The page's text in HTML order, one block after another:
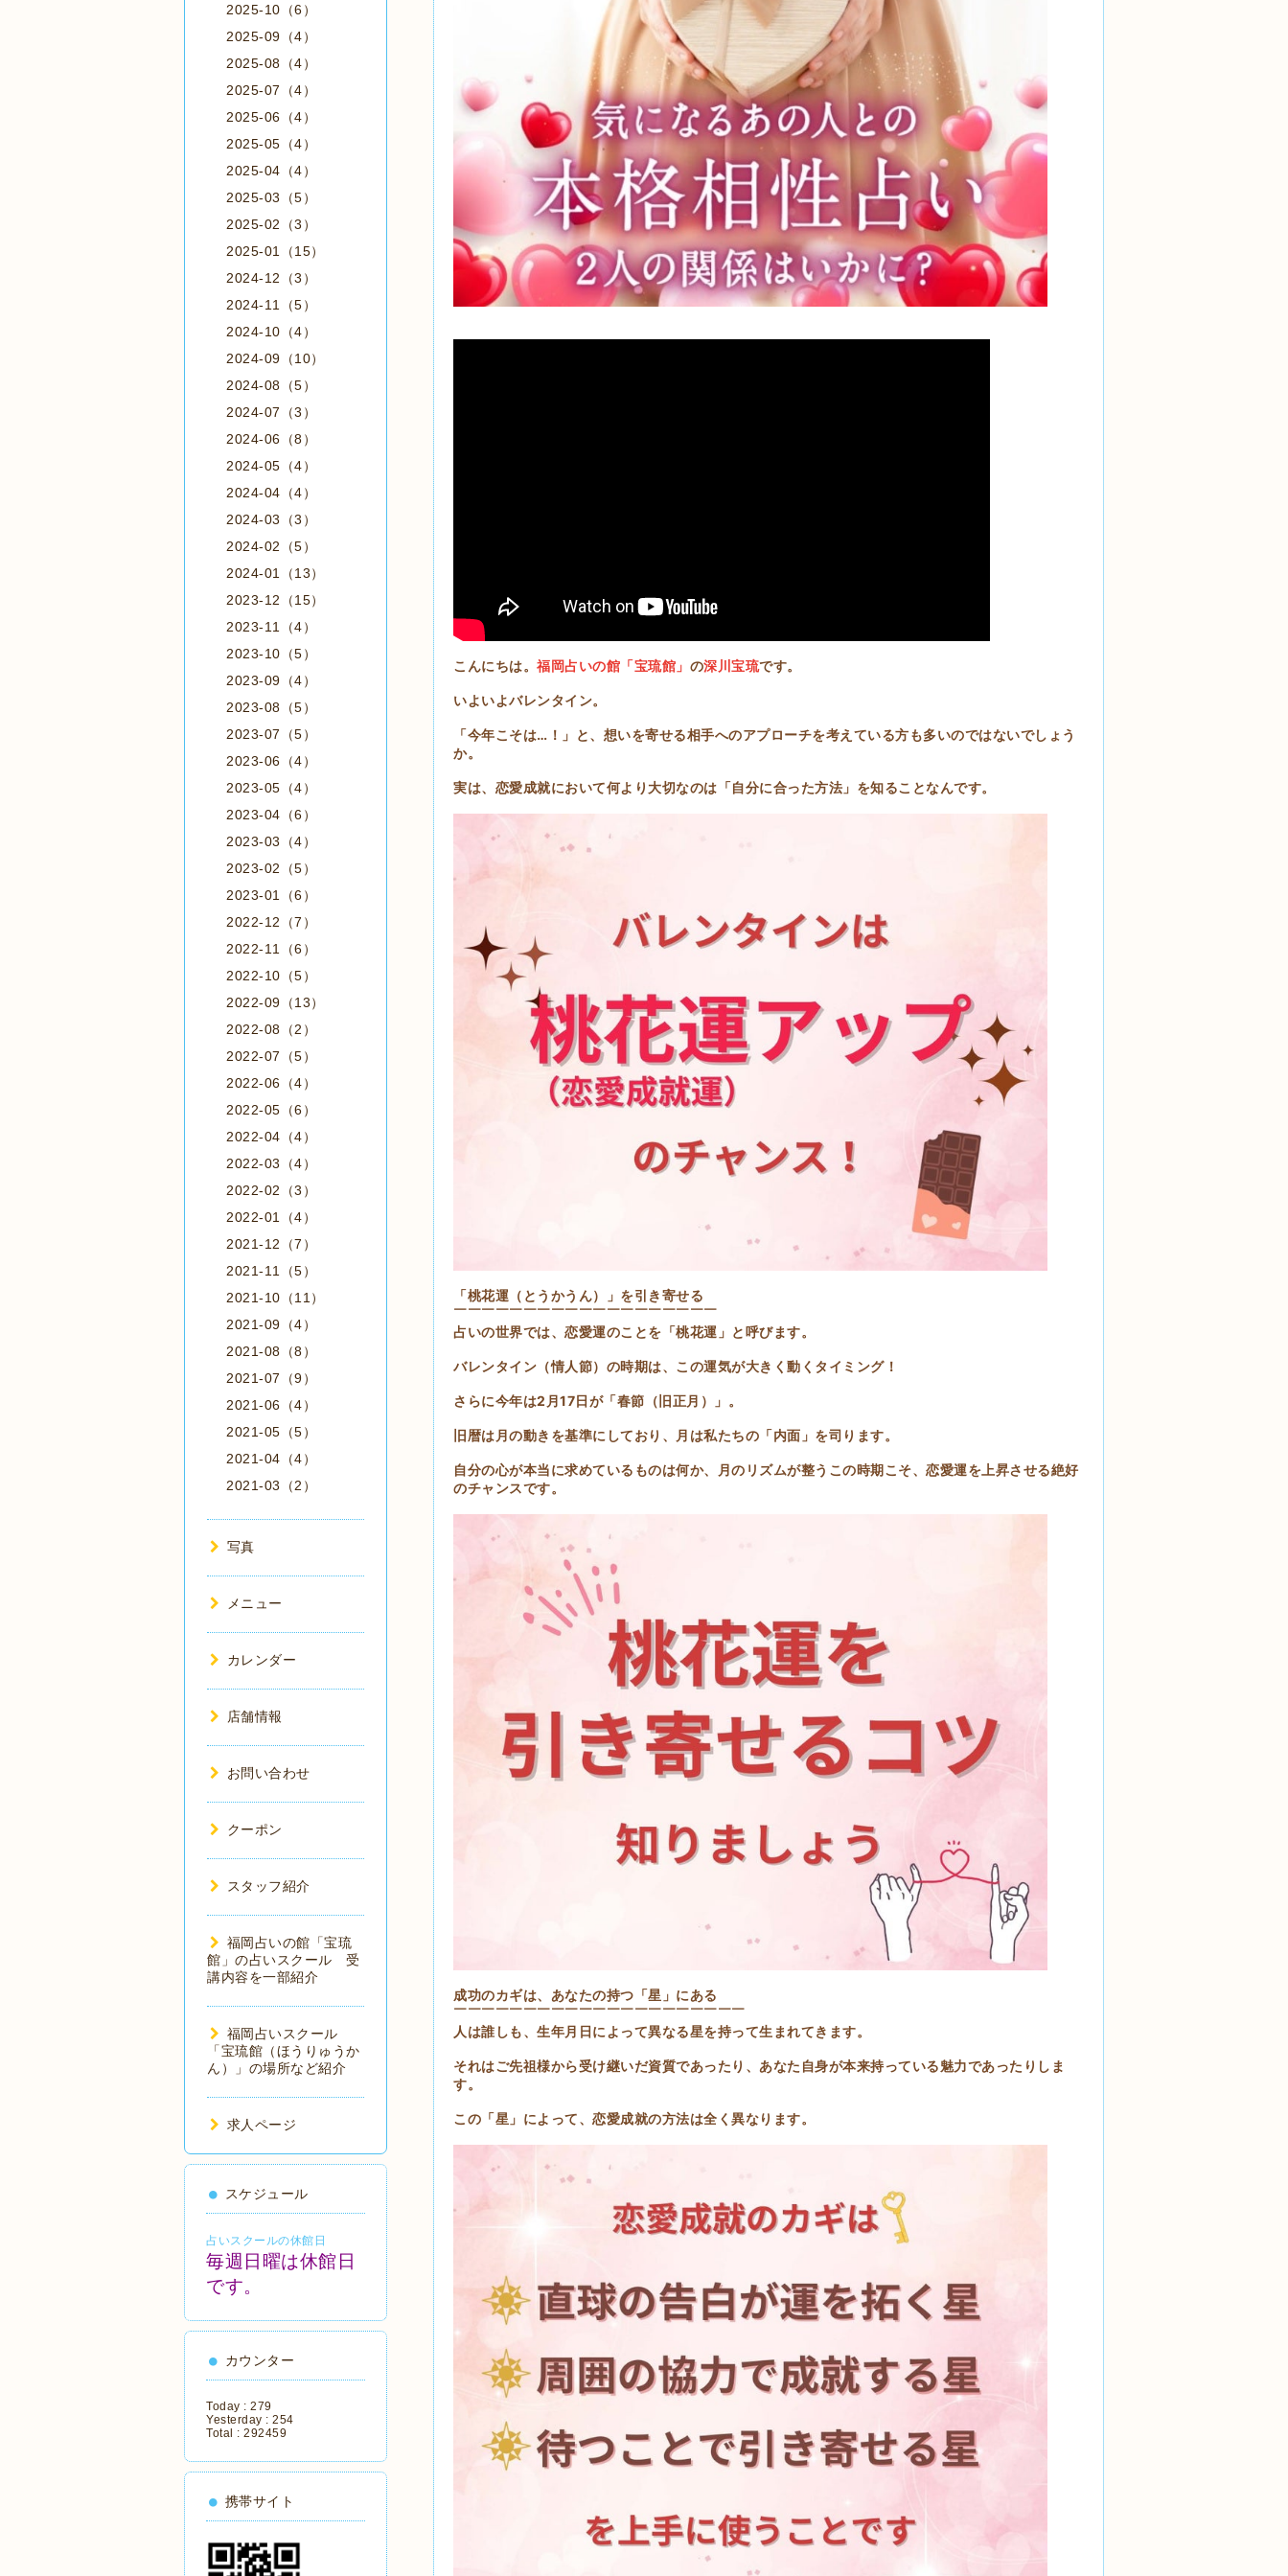
こんにちは。 福岡占いの館「宝琉館」 の深川宝琉です。
いよいよバレンタイン。
「今年こそは…！」と、想いを寄せる相手へのアプローチを考えている方も多いのではないでしょう
か。
実は、恋愛成就において何より大切なのは「自分に合った方法」を知ることなんです。
「桃花運（とうかうん）」を引き寄せる
￣￣￣￣￣￣￣￣￣￣￣￣￣￣￣￣￣￣￣
占いの世界では、恋愛運のことを「桃花運」と呼びます。
バレンタイン（情人節）の時期は、この運気が大きく動くタイミング！
さらに今年は2月17日が「春節（旧正月）」。
旧暦は月の動きを基準にしており、月は私たちの「内面」を司ります。
自分の心が本当に求めているものは何か、月のリズムが整うこの時期こそ、恋愛運を上昇させる絶好
のチャンスです。
成功のカギは、あなたの持つ「星」にある
￣￣￣￣￣￣￣￣￣￣￣￣￣￣￣￣￣￣￣￣￣
人は誰しも、生年月日によって異なる星を持って生まれてきます。
それはご先祖様から受け継いだ資質であったり、あなた自身が本来持っている魅力であったりしま
す。
この「星」によって、恋愛成就の方法は全く異なります。
2025-10（6）
2025-09（4）
2025-08（4）
2025-07（4）
2025-06（4）
2025-05（4）
2025-04（4）
2025-03（5）
2025-02（3）
2025-01（15）
2024-12（3）
2024-11（5）
2024-10（4）
2024-09（10）
2024-08（5）
2024-07（3）
2024-06（8）
2024-05（4）
2024-04（4）
2024-03（3）
2024-02（5）
2024-01（13）
2023-12（15）
2023-11（4）
2023-10（5）
2023-09（4）
2023-08（5）
2023-07（5）
2023-06（4）
2023-05（4）
2023-04（6）
2023-03（4）
2023-02（5）
2023-01（6）
2022-12（7）
2022-11（6）
2022-10（5）
2022-09（13）
2022-08（2）
2022-07（5）
2022-06（4）
2022-05（6）
2022-04（4）
2022-03（4）
2022-02（3）
2022-01（4）
2021-12（7）
2021-11（5）
2021-10（11）
2021-09（4）
2021-08（8）
2021-07（9）
2021-06（4）
2021-05（5）
2021-04（4）
2021-03（2）
写真
メニュー
カレンダー
店舗情報
お問い合わせ
クーポン
スタッフ紹介
福岡占いの館「宝琉
館」の占いスクール 受
講内容を一部紹介
福岡占いスクール
「宝琉館（ほうりゅうか
ん）」の場所など紹介
求人ページ
スケジュール
占いスクールの休館日
毎週日曜は休館日
です。
カウンター
Today : 279
Yesterday : 254
Total : 292459
携帯サイト